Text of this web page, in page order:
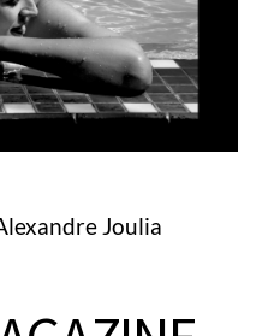
Joulia